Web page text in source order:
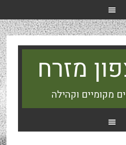
מזרח
מקומיים וקהילה